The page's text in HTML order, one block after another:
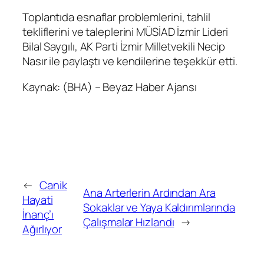
Toplantıda esnaflar problemlerini, tahlil
tekliflerini ve taleplerini MÜSİAD İzmir Lideri
Bilal Saygılı, AK Parti İzmir Milletvekili Necip
Nasır ile paylaştı ve kendilerine teşekkür etti.
Kaynak: (BHA) – Beyaz Haber Ajansı
← Canik
Hayati
İnanç’ı
Ağırlıyor
Ana Arterlerin Ardından Ara
Sokaklar ve Yaya Kaldırımlarında
Çalışmalar Hızlandı →